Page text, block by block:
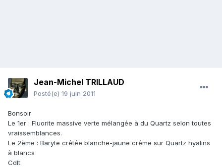
Jean-Michel TRILLAUD
Posté(e) 19 juin 2011
Bonsoir
Le 1er : Fluorite massive verte mélangée à du Quartz selon toutes
vraissemblances.
Le 2ème : Baryte crêtée blanche-jaune crême sur Quartz hyalins
à blancs
Cdlt